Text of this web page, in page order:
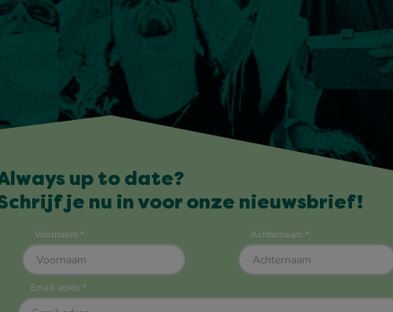
up to date?
je nu in voor onze nieuwsbrief!